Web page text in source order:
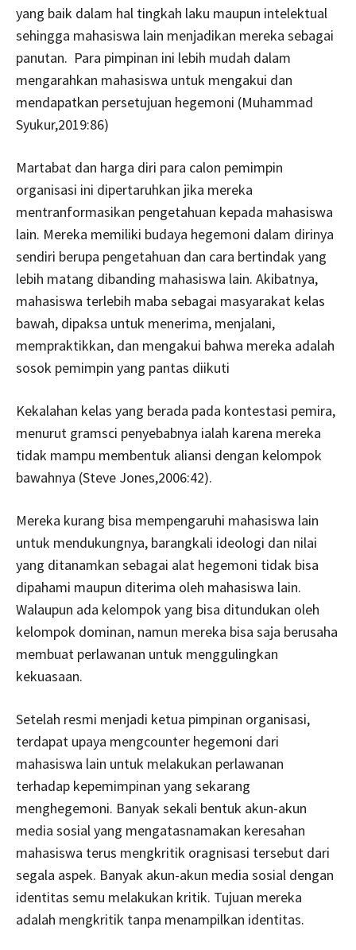
yang baik dalam hal tingkah laku maupun intelektual
sehingga mahasiswa lain menjadikan mereka sebagai
panutan. Para pimpinan ini lebih mudah dalam
mengarahkan mahasiswa untuk mengakui dan
mendapatkan persetujuan hegemoni (Muhammad
Syukur,2019:86)
Martabat dan harga diri para calon pemimpin
organisasi ini dipertaruhkan jika mereka
mentranformasikan pengetahuan kepada mahasiswa
lain. Mereka memiliki budaya hegemoni dalam dirinya
sendiri berupa pengetahuan dan cara bertindak yang
lebih matang dibanding mahasiswa lain. Akibatnya,
mahasiswa terlebih maba sebagai masyarakat kelas
bawah, dipaksa untuk menerima, menjalani,
mempraktikkan, dan mengakui bahwa mereka adalah
sosok pemimpin yang pantas diikuti
Kekalahan kelas yang berada pada kontestasi pemira,
menurut gramsci penyebabnya ialah karena mereka
tidak mampu membentuk aliansi dengan kelompok
bawahnya (Steve Jones,2006:42).
Mereka kurang bisa mempengaruhi mahasiswa lain
untuk mendukungnya, barangkali ideologi dan nilai
yang ditanamkan sebagai alat hegemoni tidak bisa
dipahami maupun diterima oleh mahasiswa lain.
Walaupun ada kelompok yang bisa ditundukan oleh
kelompok dominan, namun mereka bisa saja berusaha
membuat perlawanan untuk menggulingkan
kekuasaan.
Setelah resmi menjadi ketua pimpinan organisasi,
terdapat upaya mengcounter hegemoni dari
mahasiswa lain untuk melakukan perlawanan
terhadap kepemimpinan yang sekarang
menghegemoni. Banyak sekali bentuk akun-akun
media sosial yang mengatasnamakan keresahan
mahasiswa terus mengkritik oragnisasi tersebut dari
segala aspek. Banyak akun-akun media sosial dengan
identitas semu melakukan kritik. Tujuan mereka
adalah mengkritik tanpa menampilkan identitas.